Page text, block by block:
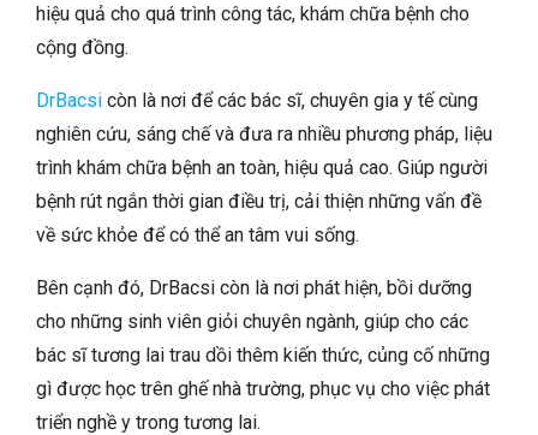
hiệu quả cho quá trình công tác, khám chữa bệnh cho
cộng đồng.
DrBacsi còn là nơi để các bác sĩ, chuyên gia y tế cùng
nghiên cứu, sáng chế và đưa ra nhiều phương pháp, liệu
trình khám chữa bệnh an toàn, hiệu quả cao. Giúp người
bệnh rút ngắn thời gian điều trị, cải thiện những vấn đề
về sức khỏe để có thể an tâm vui sống.
Bên cạnh đó, DrBacsi còn là nơi phát hiện, bồi dưỡng
cho những sinh viên giỏi chuyên ngành, giúp cho các
bác sĩ tương lai trau dồi thêm kiến thức, củng cố những
gì được học trên ghế nhà trường, phục vụ cho việc phát
triển nghề y trong tương lai.